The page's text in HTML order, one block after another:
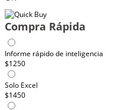
Compra Rápida
Informe rápido de inteligencia
$1250
Solo Excel
$1450